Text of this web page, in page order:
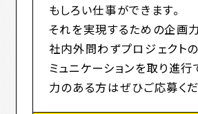
もしろい仕事ができます。
それを実現するための企画
社内外問わずプロジェクト
ミュニケーションを取り進
力のある方はぜひご応募くだ